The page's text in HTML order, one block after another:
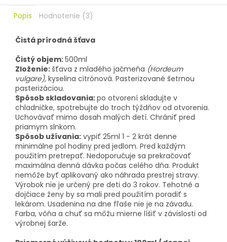
Popis Hodnotenie (3)
Čistá prírodná šťava
Čistý objem:500ml
Zloženie:šťava z mladého jačmeňa (Hordeum
vulgare), kyselina citrónová. Pasterizované šetrnou
pasterizáciou.
Spôsob skladovania:po otvorení skladujte v
chladničke, spotrebujte do troch týždňov od otvorenia.
Uchovávať mimo dosah malých detí. Chrániť pred
priamym slnkom.
Spôsob užívania: vypiť 25ml 1 - 2 krát denne
minimálne pol hodiny pred jedlom. Pred každým
použitím pretrepať. Nedoporučuje sa prekračovať
maximálna denná dávka počas celého dňa. Produkt
nemôže byť aplikovaný ako náhrada prestrej stravy.
Výrobok nie je určený pre deti do 3 rokov. Tehotné a
dojčiace ženy by sa mali pred použitím poradiť s
lekárom. Usadenina na dne fľaše nie je na závadu.
Farba, vôňa a chuť sa môžu mierne líšiť v závislosti od
výrobnej šarže.